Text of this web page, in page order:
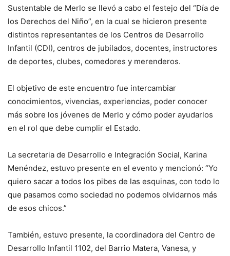
Sustentable de Merlo se llevó a cabo el festejo del “Día de
los Derechos del Niño”, en la cual se hicieron presente
distintos representantes de los Centros de Desarrollo
Infantil (CDI), centros de jubilados, docentes, instructores
de deportes, clubes, comedores y merenderos.
El objetivo de este encuentro fue intercambiar
conocimientos, vivencias, experiencias, poder conocer
más sobre los jóvenes de Merlo y cómo poder ayudarlos
en el rol que debe cumplir el Estado.
La secretaria de Desarrollo e Integración Social, Karina
Menéndez, estuvo presente en el evento y mencionó: “Yo
quiero sacar a todos los pibes de las esquinas, con todo lo
que pasamos como sociedad no podemos olvidarnos más
de esos chicos.”
También, estuvo presente, la coordinadora del Centro de
Desarrollo Infantil 1102, del Barrio Matera, Vanesa, y